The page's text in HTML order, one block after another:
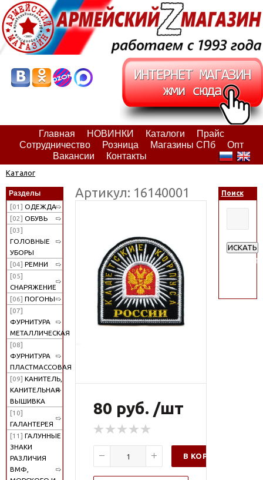
Главная НОВИНКИ Каталоги
Прайс
Сотрудничество
Розница Магазины СПб
Опт
Вакансии
Контакты
Каталог
Разделы
[01] ОДЕЖДА
[02] ОБУВЬ
[03]
ГОЛОВНЫЕ
УБОРЫ
[04] РЕМНИ
[05]
СНАРЯЖЕНИЕ
[06] ПОГОНЫ
[07]
ФУРНИТУРА
МЕТАЛЛИЧЕСКАЯ
[08]
ФУРНИТУРА
ПЛАСТМАССОВАЯ
[09] КАНИТЕЛЬ,
КАНИТЕЛЬНАЯ
ВЫШИВКА
[10]
ГАЛАНТЕРЕЯ
[11] ГАЛУННЫЕ
ЗНАКИ
РАЗЛИЧИЯ
ВМФ,
Артикул: 16140001
80 руб. /шт
В КОРЗИНУ
Поиск
ИСКАТЬ